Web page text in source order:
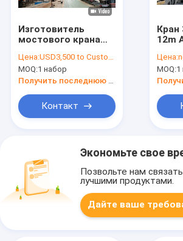
Изготовитель
мостового крана
емкостью 3t к 10t,
15t к 800ton
Цена:USD3,500 to Customized price (Negotiable)
MOQ:1 набор
Получить последнюю цену
Контакт
Кран
12m
Цена:
MOQ:1
Экономьте свое
Позвольте нам
лучшими продуктами.
Дайте ваше